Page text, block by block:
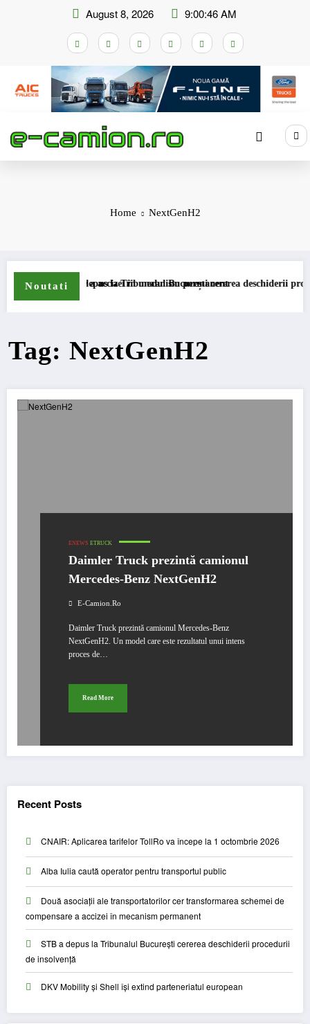
August 8, 2026 9:00:46 AM
Home NextGenH2
Noutatia accizei în mecanism permanent
STB a depus la Tribunalul București cererea deschiderii procedurii
Tag: NextGenH2
ENEWS ETRUCK
Daimler Truck prezintă camionul
Mercedes-Benz NextGenH2
E-Camion.ro
Daimler Truck prezintă camionul Mercedes-Benz
NextGenH2. Un model care este rezultatul unui intens
proces de…
Read More
Recent Posts
CNAIR: Aplicarea tarifelor TollRo va începe la 1 octombrie 2026
Alba Iulia caută operator pentru transportul public
Două asociații ale transportatorilor cer transformarea schemei de
compensare a accizei în mecanism permanent
STB a depus la Tribunalul București cererea deschiderii procedurii
de insolvență
DKV Mobility și Shell își extind parteneriatul european